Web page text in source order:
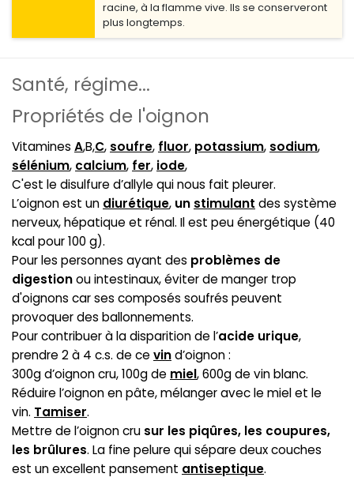
racine, à la flamme vive. Ils se conserveront
plus longtemps.
Santé, régime...
Propriétés de l'oignon
Vitamines A,B,C,soufre, fluor, potassium,sodium,
sélénium, calcium, fer, iode,
C'est le disulfure d’allyle qui nous fait pleurer.
L’oignon est un diurétique, unstimulant des système
nerveux, hépatique et rénal. Il est peu énergétique (40
kcal pour 100 g).
Pour les personnes ayant des problèmes de
digestionou intestinaux, éviter de manger trop
d'oignons car ses composés soufrés peuvent
provoquer des ballonnements.
Pour contribuer à la disparition de l’acide urique,
prendre 2 à 4 c.s. de ce vind’oignon :
300g d’oignon cru, 100g de miel, 600g de vin blanc.
Réduire l’oignon en pâte, mélanger avec le miel et le
vin. Tamiser.
Mettre de l’oignon crusur les piqûres, les coupures,
les brûlures. La fine pelure qui sépare deux couches
est un excellent pansement antiseptique.